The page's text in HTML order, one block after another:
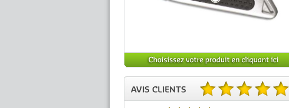
5.00 sur 5 basé sur 3 note(s).